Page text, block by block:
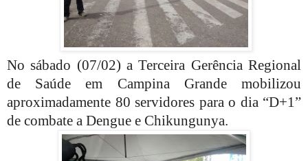
No sábado (07/02) a Terceira Gerência Regional
de Saúde em Campina Grande mobilizou
aproximadamente 80 servidores para o dia “D+1”
de combate a Dengue e Chikungunya.